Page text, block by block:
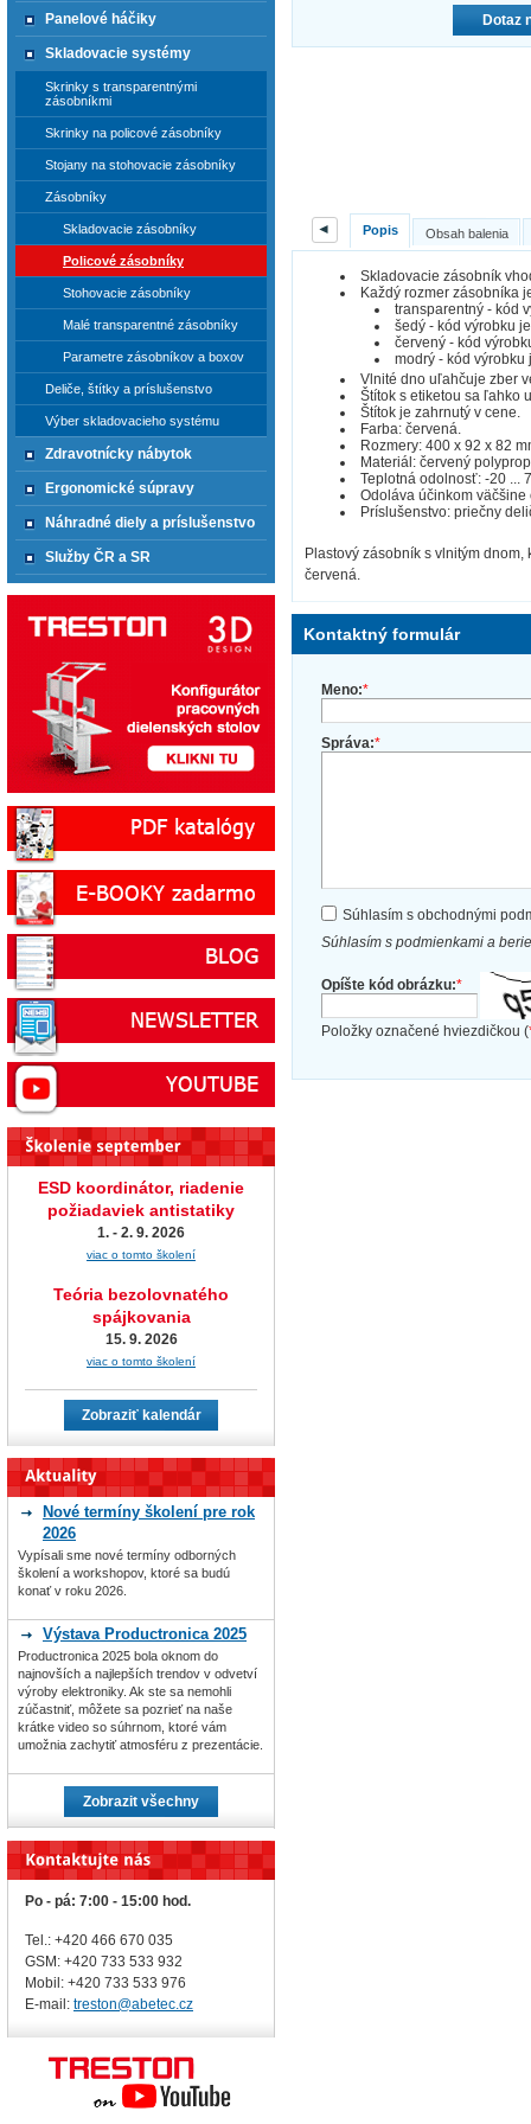
Dotaz
◄ Popis Obsah balenia
Skladovacie zásobník
Každý rozmer zásobníka
transparentný - kód
šedý - kód výrobku
červený - kód
modrý - kód výrobku
Vlnité dno uľahčuje zber
Štítok s etiketou sa ľahko
Štítok je zahrnutý v cene.
Farba: červená.
Rozmery: 400 x 92 x 82
Materiál: červený
Teplotná odolnosť: -20 ...
Odoláva účinkom
Príslušenstvo: priečny
Plastový zásobník s vlnitým
červená.
Kontaktný formulár
Meno:*
Správa:*
Súhlasím s obchodnými
Súhlasím s podmienkami a
Opíšte kód obrázku:*
Položky označené hviezdičkou (
Panelové háčiky
Skladovacie systémy
Skrinky s transparentnými
zásobníkmi
Skrinky na policové zásobníky
Stojany na stohovacie zásobníky
Zásobníky
Skladovacie zásobníky
Policové zásobníky
Stohovacie zásobníky
Malé transparentné zásobníky
Parametre zásobníkov a boxov
Deliče, štítky a príslušenstvo
Výber skladovacieho systému
Zdravotnícky nábytok
Ergonomické súpravy
Náhradné diely a príslušenstvo
Služby ČR a SR
ESD koordinátor, riadenie
požiadaviek antistatiky
1. - 2. 9. 2026
viac o tomto školení
Teória bezolovnatého
spájkovania
15. 9. 2026
viac o tomto školení
Zobraziť kalendár
Nové termíny školení pre rok
2026
Vypísali sme nové termíny odborných
školení a workshopov, ktoré sa budú
konať v roku 2026.
Výstava Productronica 2025
Productronica 2025 bola oknom do
najnovších a najlepších trendov v odvetví
výroby elektroniky. Ak ste sa nemohli
zúčastniť, môžete sa pozrieť na naše
krátke video so súhrnom, ktoré vám
umožnia zachytiť atmosféru z prezentácie.
Zobrazit všechny
Po - pá: 7:00 - 15:00 hod.
Tel.: +420 466 670 035
GSM: +420 733 533 932
Mobil: +420 733 533 976
E-mail: treston@abetec.cz